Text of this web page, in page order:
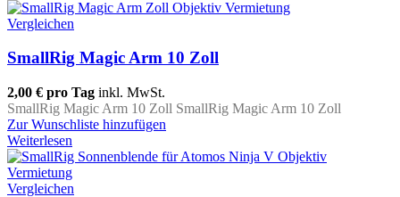
Vergleichen
SmallRig Magic Arm 10 Zoll
2,00 € pro Tag inkl. MwSt.
SmallRig Magic Arm 10 Zoll SmallRig Magic Arm 10 Zoll
Zur Wunschliste hinzufügen
Weiterlesen
Vergleichen